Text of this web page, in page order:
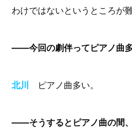
わけではないというところが
――今回の劇伴ってピアノ曲
北川 ピアノ曲多い。
――そうするとピアノ曲の間